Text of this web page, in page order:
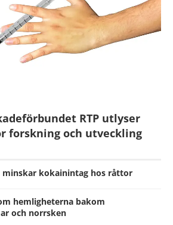
RTP utlyser
forskning och utveckling
minskar kokainintag hos råttor
hemligheterna bakom
och norrsken